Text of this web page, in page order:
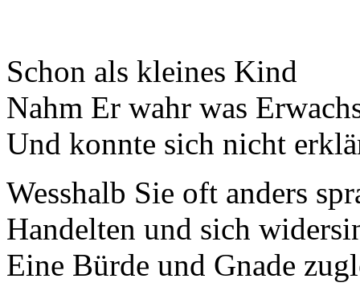
Schon als kleines Kind
Nahm Er wahr was
Und konnte sich nicht
Wesshalb Sie oft anders
Handelten und sich
Eine Bürde und Gnade